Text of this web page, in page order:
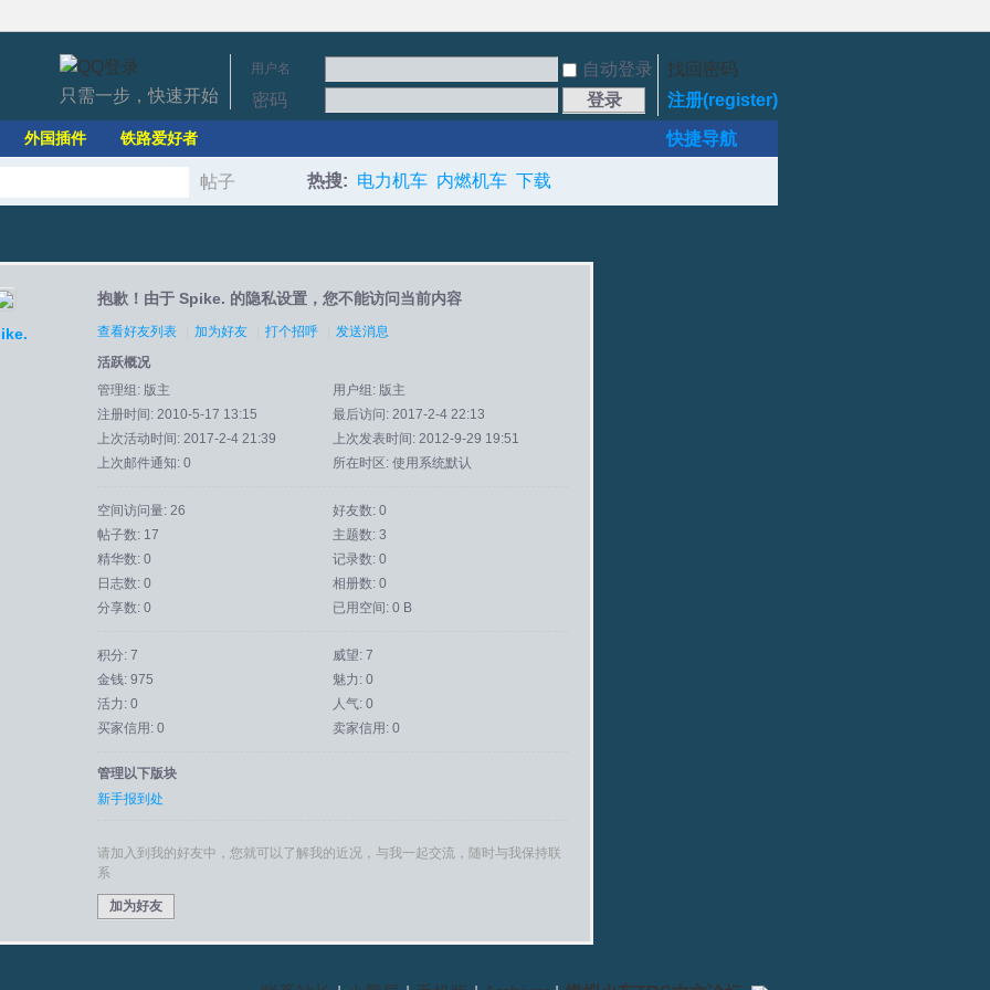
用户名 自动登录
找回密码
密码
登录 注册(register)
只需一步，快速开始
快捷导航
外国插件 铁路爱好者
帖子
索
热搜: 电力机车 内燃机车 下载
抱歉！由于 Spike. 的隐私设置，您不能访问当前内容
查看好友列表 加为好友 打个招呼
发送消息
活跃概况
管理组: 版主 用户组: 版主
注册时间: 2010-5-17 13:15
最后访问: 2017-2-4 22:13
上次活动时间: 2017-2-4 21:39
上次发表时间: 2012-9-29 19:51
上次邮件通知: 0
所在时区: 使用系统默认
空间访问量: 26
好友数: 0
帖子数: 17
主题数: 3
精华数: 0
记录数: 0
日志数: 0
相册数: 0
分享数: 0
已用空间: 0 B
积分: 7
威望: 7
金钱: 975
魅力: 0
活力: 0
人气: 0
买家信用: 0
卖家信用: 0
管理以下版块
新手报到处
请加入到我的好友中，您就可以了解我的近况，与我一起交流，随时与我保持联
系
加为好友